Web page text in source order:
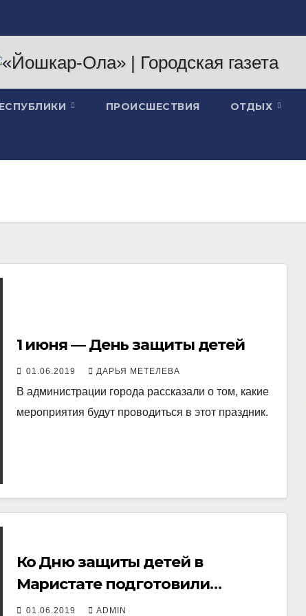
ПРОИСШЕСТВИЯ ОТДЫХ
1 июня — День защиты детей
01.06.2019 ДАРЬЯ МЕТЕЛЕВА
В администрации города рассказали о том, какие
мероприятия будут проводиться в этот праздник.
Ко Дню защиты детей в
Маристате подготовили
статистику
01.06.2019 ADMIN